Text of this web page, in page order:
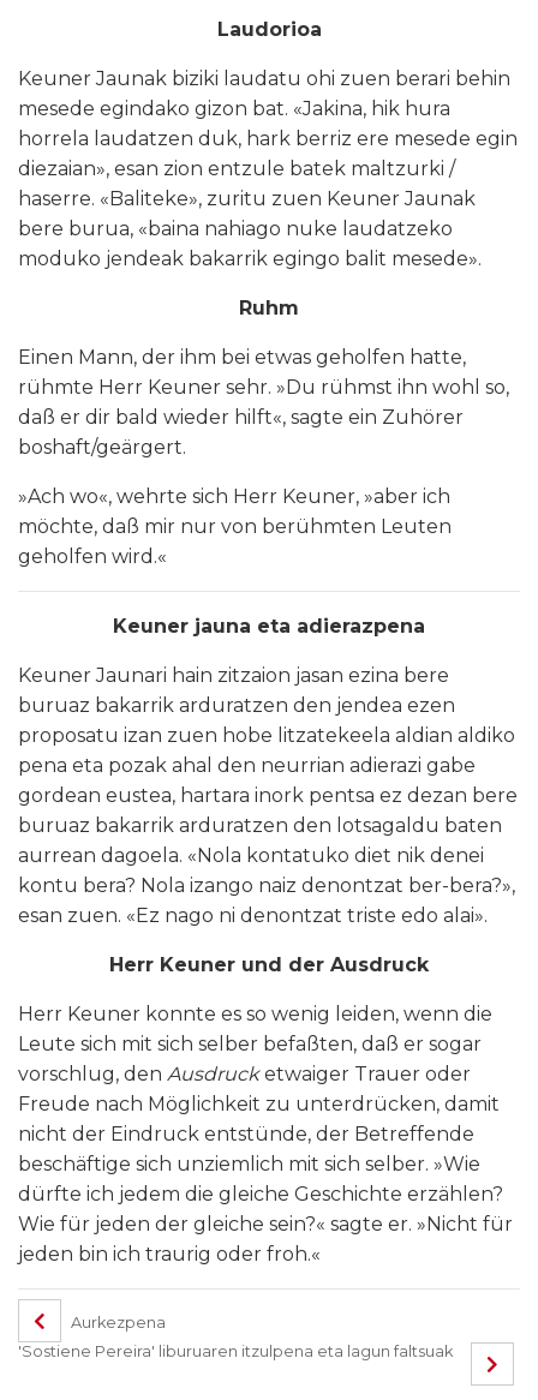
Laudorioa
Keuner Jaunak biziki laudatu ohi zuen berari behin
mesede egindako gizon bat. «Jakina, hik hura
horrela laudatzen duk, hark berriz ere mesede egin
diezaian», esan zion entzule batek maltzurki /
haserre. «Baliteke», zuritu zuen Keuner Jaunak
bere burua, «baina nahiago nuke laudatzeko
moduko jendeak bakarrik egingo balit mesede».
Ruhm
Einen Mann, der ihm bei etwas geholfen hatte,
rühmte Herr Keuner sehr. »Du rühmst ihn wohl so,
daß er dir bald wieder hilft«, sagte ein Zuhörer
boshaft/geärgert.
»Ach wo«, wehrte sich Herr Keuner, »aber ich
möchte, daß mir nur von berühmten Leuten
geholfen wird.«
Keuner jauna eta adierazpena
Keuner Jaunari hain zitzaion jasan ezina bere
buruaz bakarrik arduratzen den jendea ezen
proposatu izan zuen hobe litzatekeela aldian aldiko
pena eta pozak ahal den neurrian adierazi gabe
gordean eustea, hartara inork pentsa ez dezan bere
buruaz bakarrik arduratzen den lotsagaldu baten
aurrean dagoela. «Nola kontatuko diet nik denei
kontu bera? Nola izango naiz denontzat ber-bera?»,
esan zuen. «Ez nago ni denontzat triste edo alai».
Herr Keuner und der Ausdruck
Herr Keuner konnte es so wenig leiden, wenn die
Leute sich mit sich selber befaßten, daß er sogar
vorschlug, den Ausdrucketwaiger Trauer oder
Freude nach Möglichkeit zu unterdrücken, damit
nicht der Eindruck entstünde, der Betreffende
beschäftige sich unziemlich mit sich selber. »Wie
dürfte ich jedem die gleiche Geschichte erzählen?
Wie für jeden der gleiche sein?« sagte er. »Nicht für
jeden bin ich traurig oder froh.«
Aurkezpena
'Sostiene Pereira' liburuaren itzulpena eta lagun faltsuak